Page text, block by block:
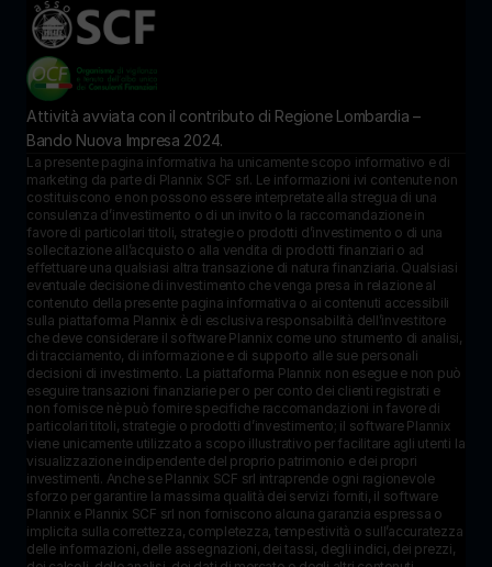
La presente pagina informativa ha unicamente scopo informativo e di
marketing da parte di Plannix SCF srl. Le informazioni ivi contenute non
costituiscono e non possono essere interpretate alla stregua di una
consulenza d’investimento o di un invito o la raccomandazione in
favore di particolari titoli, strategie o prodotti d’investimento o di una
sollecitazione all’acquisto o alla vendita di prodotti finanziari o ad
effettuare una qualsiasi altra transazione di natura finanziaria. Qualsiasi
eventuale decisione di investimento che venga presa in relazione al
contenuto della presente pagina informativa o ai contenuti accessibili
sulla piattaforma Plannix è di esclusiva responsabilità dell’investitore
che deve considerare il software Plannix come uno strumento di analisi,
di tracciamento, di informazione e di supporto alle sue personali
decisioni di investimento. La piattaforma Plannix non esegue e non può
eseguire transazioni finanziarie per o per conto dei clienti registrati e
non fornisce nè può fornire specifiche raccomandazioni in favore di
particolari titoli, strategie o prodotti d’investimento; il software Plannix
viene unicamente utilizzato a scopo illustrativo per facilitare agli utenti la
visualizzazione indipendente del proprio patrimonio e dei propri
investimenti. Anche se Plannix SCF srl intraprende ogni ragionevole
sforzo per garantire la massima qualità dei servizi forniti, il software
Plannix e Plannix SCF srl non forniscono alcuna garanzia espressa o
implicita sulla correttezza, completezza, tempestività o sull’accuratezza
delle informazioni, delle assegnazioni, dei tassi, degli indici, dei prezzi,
Attività avviata con il contributo di Regione Lombardia –
Bando Nuova Impresa 2024.